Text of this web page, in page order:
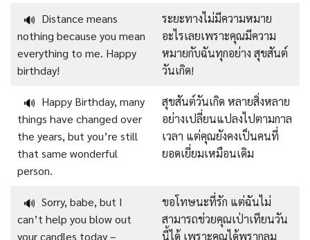
🔊 Distance means
nothing because you mean
everything to me. Happy
birthday!
ระยะทางไม่มีความหมาย
อะไรเลยเพราะคุณมีความ
หมายกับฉันทุกอย่าง สุขสันต์
วันเกิด!
🔊 Happy Birthday, many
things have changed over
the years, but you’re still
that same wonderful
person.
สุขสันต์วันเกิด หลายสิ่งหลาย
อย่างเปลี่ยนแปลงไปตามกาล
เวลา แต่คุณยังคงเป็นคนที่
ยอดเยี่ยมเหมือนเดิม
🔊 Sorry, babe, but I
can’t help you blow out
your candles today –
ขอโทษนะที่รัก แต่ฉันไม่
สามารถช่วยคุณเป่าเทียนวัน
นี้ได้ เพราะคุณได้พรากลม